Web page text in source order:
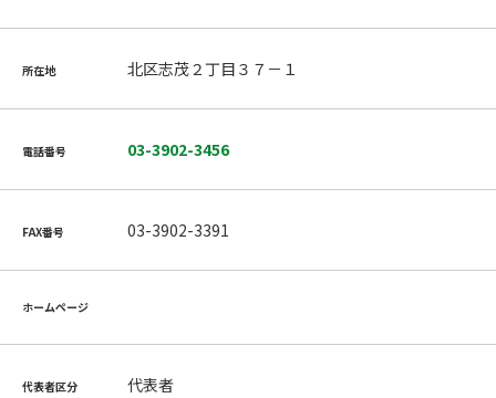
所在地 北区志茂２丁目３７－１
電話番号 03-3902-3456
FAX番号 03-3902-3391
ホームページ
代表者区分 代表者